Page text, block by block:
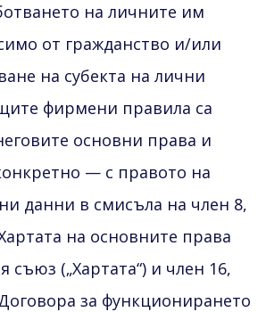
на личните им
от гражданство и/или
на субекта на лични
фирмени правила са
основни права и
— с правото на
данни в смисъла на член 8,
на основните права
съюз („Хартата“) и член 16,
за функционирането